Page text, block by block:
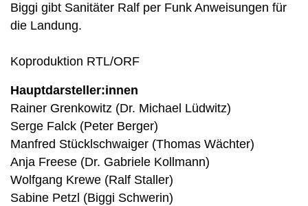
Biggi gibt Sanitäter Ralf per Funk Anweisungen für
die Landung.
Koproduktion RTL/ORF
Hauptdarsteller:innen
Rainer Grenkowitz (Dr. Michael Lüdwitz)
Serge Falck (Peter Berger)
Manfred Stücklschwaiger (Thomas Wächter)
Anja Freese (Dr. Gabriele Kollmann)
Wolfgang Krewe (Ralf Staller)
Sabine Petzl (Biggi Schwerin)